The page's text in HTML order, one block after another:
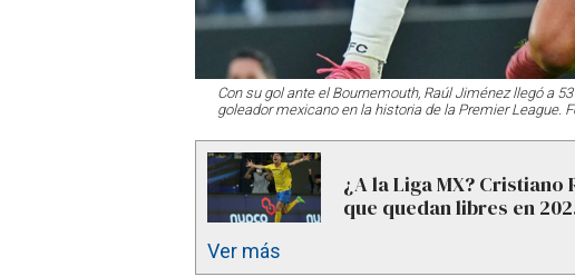
Con su gol ante el Bournemouth, Raúl Jiménez llegó a
goleador mexicano en la historia de la Premier League.
¿A la Liga MX?
que quedan libres en
Ver más